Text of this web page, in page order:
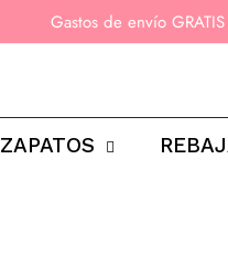
Gastos de envío
ZAPATOS